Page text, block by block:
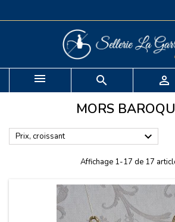
 
MORS
Prix, croissant 
Affichage 1-17 de 17